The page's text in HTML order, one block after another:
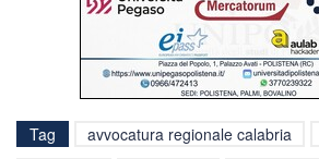
Tag avvocatura regionale calabria